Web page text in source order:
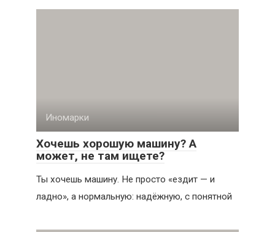
Иномарки
Хочешь хорошую машину? А
может, не там ищете?
Ты хочешь машину. Не просто «ездит — и
ладно», а нормальную: надёжную, с понятной